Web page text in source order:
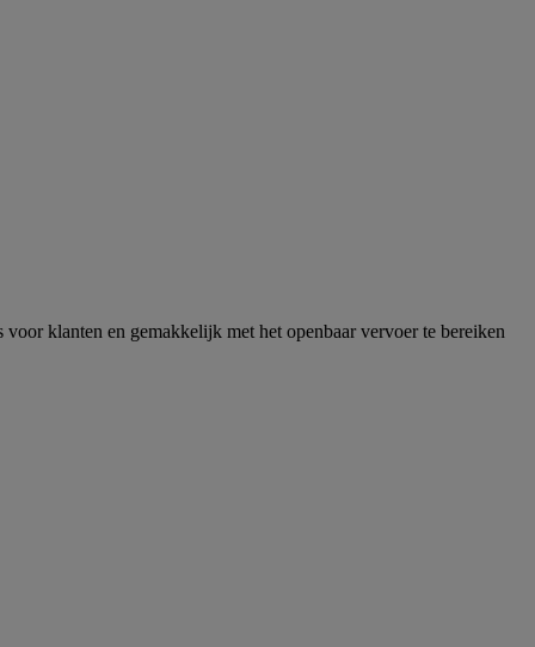
klanten en gemakkelijk met het openbaar vervoer te bereiken